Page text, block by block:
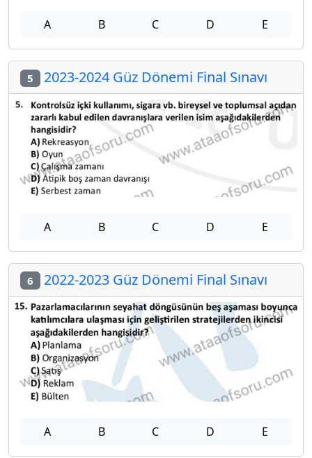
A B C D E
5 2023-2024 Güz Dönemi Final Sınavı
A B C D E
6 2022-2023 Güz Dönemi Final Sınavı
A B C D E